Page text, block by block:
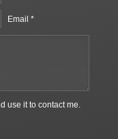
Email *
use it to contact me.